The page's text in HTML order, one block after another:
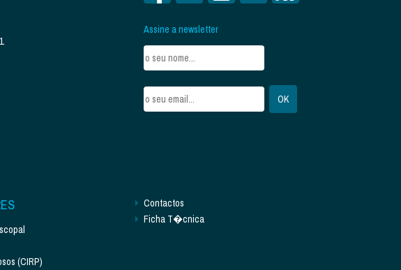
Assine a newsletter
(CIRP)
Contactos
Ficha T�cnica